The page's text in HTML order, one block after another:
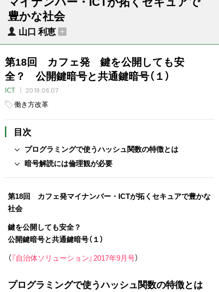
豊かな社会
山口 利恵
第18回 カフェ発 鍵を公開しても安
全？ 公開鍵暗号と共通鍵暗号（１）
ICT
2019.06.07
働き方改革
目次
プログラミングで使うハッシュ関数の特徴とは
暗号解読には倫理観が必要
第18回 カフェ発マイナンバー・ICTが拓くセキュアで豊かな
社会
鍵を公開しても安全？
公開鍵暗号と共通鍵暗号（１）
（『自治体ソリューション』2017年9月号）
プログラミングで使うハッシュ関数の特徴とは